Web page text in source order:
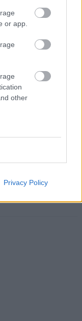
or app.
other
Privacy Policy